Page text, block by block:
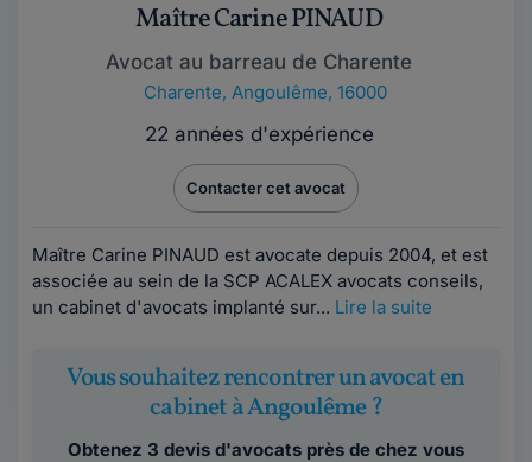
Maître Carine PINAUD
Avocat au barreau de Charente
Charente, Angoulême, 16000
22 années d'expérience
Contacter cet avocat
Maître Carine PINAUD est avocate depuis 2004, et est
associée au sein de la SCP ACALEX avocats conseils,
un cabinet d'avocats implanté sur... Lire la suite
Vous souhaitez rencontrer un avocat en
cabinet à Angoulême ?
Obtenez 3 devis d'avocats près de chez vous